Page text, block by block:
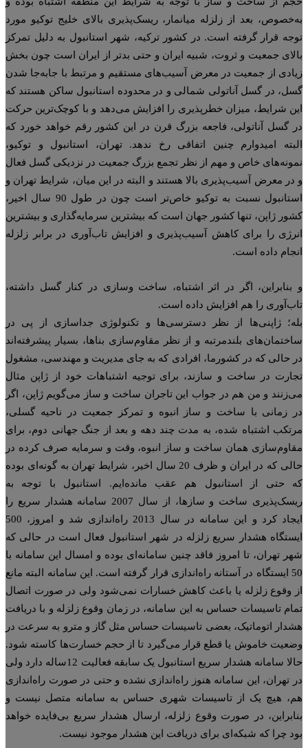
بعد از زلزله میانمار، ریسک‌پذیری بالای خلیج توکیو مورد
قرار گرفته است. در کشور ترکیه، شهر استانبول به دلیل تمرکز
جمعیت و ثروت، شبیه ایران و حتی بدتر از ایران است چون بخش
از جمعیت در معرض آسیب‌های مستقیم و مرتبط با جابه‌جا شدن
در گسل آناتولی شمالی و در محدوده استانبول ساکن هستند که
شرایط، میزان خطرپذیری را افزایش می‌دهد و با کوچک‌ترین حرکت
گسل آناتولی، فاجعه بزرگ قرن در این کشور رقم خواهد خورد که
امیدوارم چنین اتفاقی رخ ندهد. تهران، استانبول و توکیو،
خاص و مهم از نظر تجمع بزرگ جمعیت در نزدیکی گسل فعال
معرض آسیب‌پذیری بالا هستند و البته در این میان، شرایط تهران و
استانبول نسبت به توکیو خاص‌تر است چون در طول 90 سال اخیر،
ژاپن، تنها کشور جهان است که بیشترین سرمایه‌گذاری و بیشترین
را برای کاهش آسیب‌پذیری و افزایش تاب‌آوری در برابر زلزله
داده است.
اگر در اثر اشتباه، ساخت و‌سازی در کنار گسل داشته،
را هم افزایش داده است.
ژاپنی‌ها از نظر دسترسی‌ها و تکنولوژی جداسازی از پی در
بلندمرتبه و از نظر مقاوم‌سازی بناها، بسیار پیشرفته‌اند
حالی که در کشورما، افرادی که به جای مدیریت و مهندسی، مشغول
در ساخت و سازند، برای توجیه اشتباهات خود از ژاپن مثال
و من هم در جواب این تاجران ساخت و ساز می‌گویم ژاپن، اگر
زمانی با ساخت و ساز انبوه و تمرکز جمعیت در ناحیه گسلی،
اشتباه شده، به مدت چند دهه و بعد از جنگ جهانی دوم، برای
همان ساخت و ساز انبوه، وقت و سرمایه صرف کرده در
حالی که در ایران و ظرف 20 سال اخیر، شرایط تهران به گونه‌ای بوده
حتی از استانبول هم عقب مانده‌ایم. استانبول با توجه به
ریسک‌پذیری ساخت و سازها، از سال 2007 سامانه هشدار سریع را
ایجاد کرد و این سامانه در سال 2013 راه‌اندازی شد و امروز، 500
هشدار سریع زلزله در شهر استانبول فعال است در حالی که
تهران، تا امروز فاقد چنین سامانه‌ای بوده و امسال این سامانه با
50 ایستگاه در آستانه راه‌اندازی قرار گرفته است. این سامانه البته مانع
وقوع زلزله یا باعث کاهش خسارات نمی‌شود ولی در صورت اتصال
تاسیسات حساس به این سامانه، در زمان وقوع زلزله و با دریافت
اتوماتیک، بعضی تاسیسات حساس مثل گاز و مترو به سرعت در
خاموش یا قطع قرار می‌گیرد تا از حجم خسارت‌ها کاسته شود.
حالا سامانه هشدار سریع استانبول یک سابقه فعالیت 12‌ساله دارد ولی
تهران، این سامانه هنوز راه‌اندازی نشده و حتی در صورت راه‌اندازی
هیچ یک از تاسیسات شهری حساس به سامانه متصل نیست و
در صورت وقوع زلزله، ارسال هشدار سریع بی‌فایده خواهد
چرا که شبکه‌ای برای دریافت این هشدار موجود نیست.